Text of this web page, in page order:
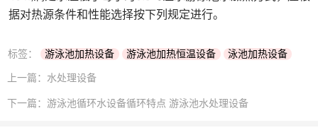
据对热源条件和性能选择按下列规定进行。
标签： 游泳池加热设备 游泳池加热恒温设备 泳池加热设备
上一篇： 水处理设备
下一篇： 游泳池循环水设备循环特点 游泳池水处理设备